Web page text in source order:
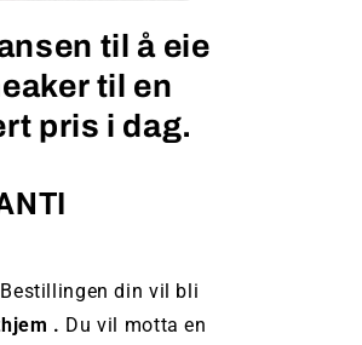
til å eie
til en
pris i dag.
din vil bli
. Du vil motta en